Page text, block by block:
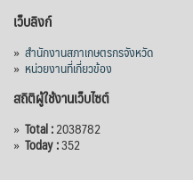
เว็บลิงก์
» สำนักงานสภาเกษตรกรจังหวัด
» หน่วยงานที่เกี่ยวข้อง
สถิติผู้ใช้งานเว็บไซต์
» Total :2038782
» Today :352